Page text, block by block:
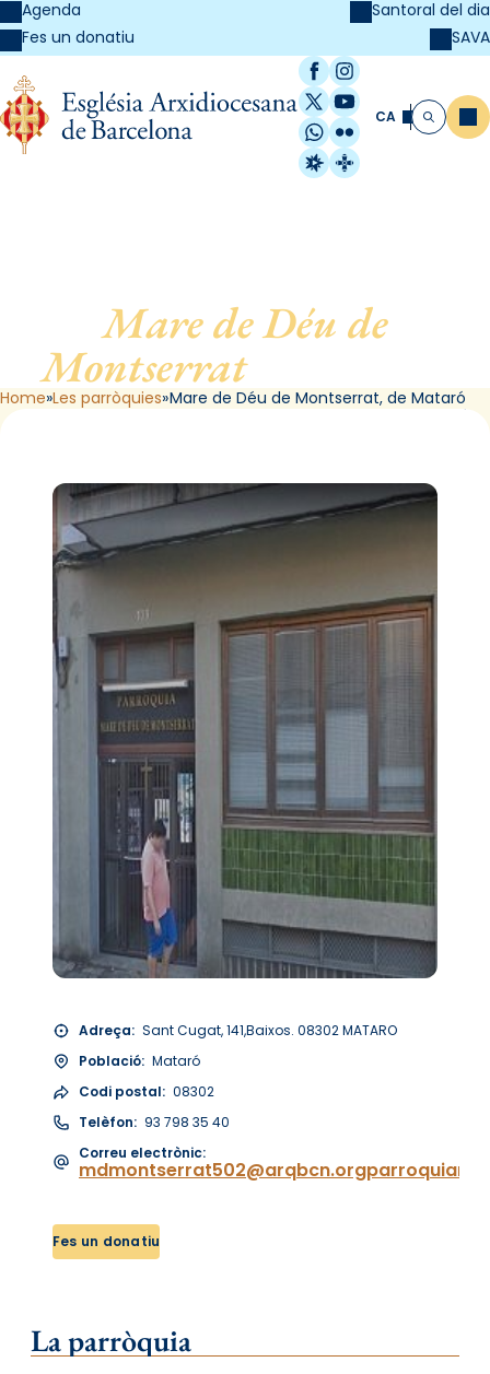
Agenda
Fes un donatiu
Santoral del dia
SAVA
Facebook
Instagram
X / Twitter
YouTube
WhatsApp
Flickr
Radio Estel
Catalunya
CA Cerca
Mare de Déu de
Montserrat, de Mataró
Home Les parròquies Mare de Déu de Montserrat, de Mataró
Adreça: Sant Cugat, 141,Baixos. 08302 MATARO
Població: Mataró
Codi postal: 08302
Telèfon: 93 798 35 40
Correu electrònic:
Fes un donatiu
La parròquia